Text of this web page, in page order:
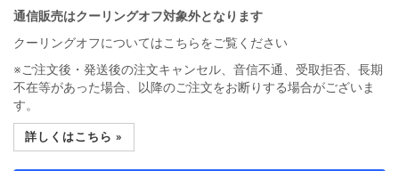
通信販売はクーリングオフ対象外となります
クーリングオフについてはこちらをご覧ください
※ご注文後・発送後の注文キャンセル、音信不通、受取拒否、長期
不在等があった場合、以降のご注文をお断りする場合がございま
す。
詳しくはこちら »